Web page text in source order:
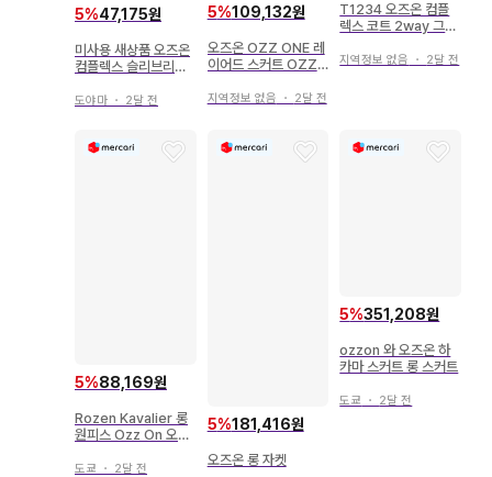
5%47,175원
미사용 새상품 오즈온
컴플렉스 슬리브리스
도야마 ・ 2달 전
5%109,132원
오즈온 OZZ ONE 레
이어드 스커트 OZZ
지역정보 없음 ・ 2달 전
T1234 오즈온 컴플
렉스 코트 2way 그레
지역정보 없음 ・ 2달 전
5%88,169원
Rozen Kavalier 롱
원피스 Ozz On 오즈
도쿄 ・ 2달 전
5%181,416원
오즈온 롱 자켓
5%351,208원
ozzon 와 오즈온 하
카마 스커트 롱 스커트
도쿄 ・ 2달 전